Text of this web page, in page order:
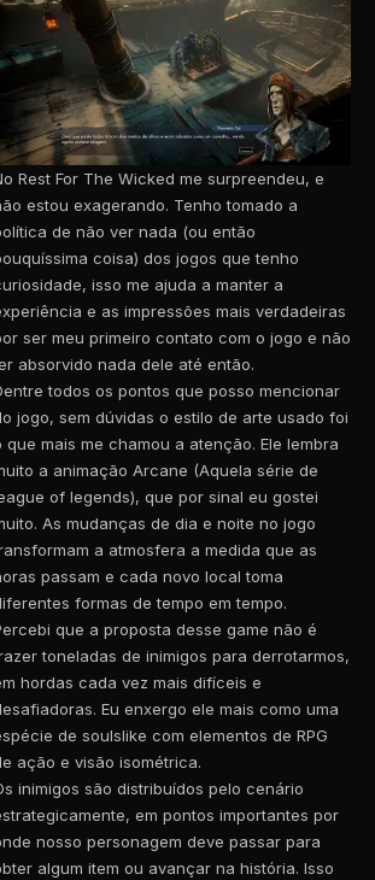
Rest For The Wicked me surpreendeu, e
estou exagerando. Tenho tomado a
de não ver nada (ou então
coisa) dos jogos que tenho
isso me ajuda a manter a
e as impressões mais verdadeiras
ser meu primeiro contato com o jogo e não
absorvido nada dele até então.
todos os pontos que posso mencionar
jogo, sem dúvidas o estilo de arte usado foi
que mais me chamou a atenção. Ele lembra
a animação Arcane (Aquela série de
of legends), que por sinal eu gostei
As mudanças de dia e noite no jogo
a atmosfera a medida que as
passam e cada novo local toma
formas de tempo em tempo.
que a proposta desse game não é
toneladas de inimigos para derrotarmos,
hordas cada vez mais difíceis e
Eu enxergo ele mais como uma
de soulslike com elementos de RPG
ação e visão isométrica.
inimigos são distribuídos pelo cenário
em pontos importantes por
nosso personagem deve passar para
algum item ou avançar na história. Isso